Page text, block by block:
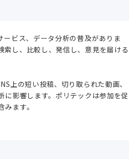
ビス、データ分析の普及がありま
し、比較し、発信し、意見を届ける
上の短い投稿、切り取られた動画、
影響します。ポリテックは参加を促
ます。